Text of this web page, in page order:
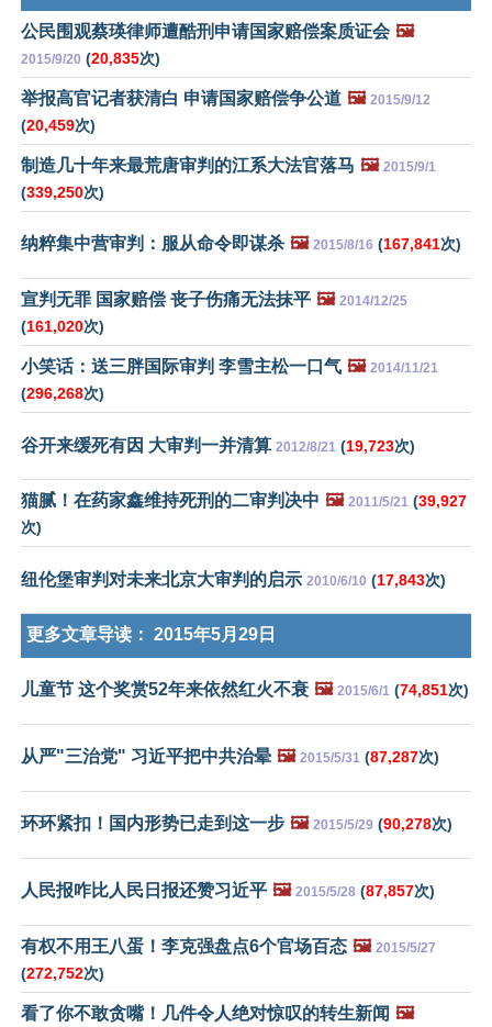
公民围观蔡瑛律师遭酷刑申请国家赔偿案质证会 🖼️
2015/9/20 (20,835次)
举报高官记者获清白 申请国家赔偿争公道 🖼️ 2015/9/12
(20,459次)
制造几十年来最荒唐审判的江系大法官落马 🖼️ 2015/9/1
(339,250次)
纳粹集中营审判：服从命令即谋杀 🖼️ 2015/8/16 (167,841次)
宣判无罪 国家赔偿 丧子伤痛无法抹平 🖼️ 2014/12/25
(161,020次)
小笑话：送三胖国际审判 李雪主松一口气 🖼️ 2014/11/21
(296,268次)
谷开来缓死有因 大审判一并清算 2012/8/21 (19,723次)
猫腻！在药家鑫维持死刑的二审判决中 🖼️ 2011/5/21 (39,927
次)
纽伦堡审判对未来北京大审判的启示 2010/6/10 (17,843次)
更多文章导读： 2015年5月29日
儿童节 这个奖赏52年来依然红火不衰 🖼️ 2015/6/1 (74,851次)
从严"三治党" 习近平把中共治晕 🖼️ 2015/5/31 (87,287次)
环环紧扣！国内形势已走到这一步 🖼️ 2015/5/29 (90,278次)
人民报咋比人民日报还赞习近平 🖼️ 2015/5/28 (87,857次)
有权不用王八蛋！李克强盘点6个官场百态 🖼️ 2015/5/27
(272,752次)
看了你不敢贪嘴！几件令人绝对惊叹的转生新闻 🖼️